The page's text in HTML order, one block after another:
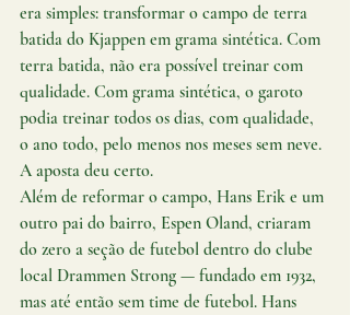
era simples: transformar o campo de terra
batida do Kjappen em grama sintética. Com
terra batida, não era possível treinar com
qualidade. Com grama sintética, o garoto
podia treinar todos os dias, com qualidade,
o ano todo, pelo menos nos meses sem neve.
A aposta deu certo.
Além de reformar o campo, Hans Erik e um
outro pai do bairro, Espen Oland, criaram
do zero a seção de futebol dentro do clube
local Drammen Strong — fundado em 1932,
mas até então sem time de futebol. Hans